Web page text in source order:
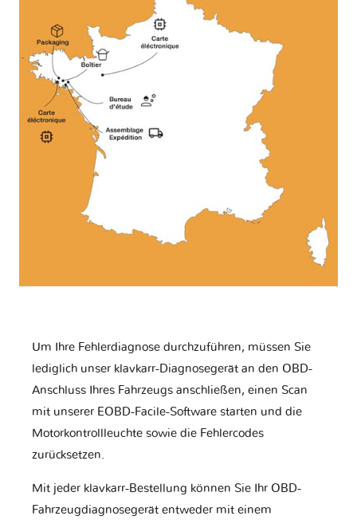
Um Ihre Fehlerdiagnose durchzuführen, müssen Sie
lediglich unser klavkarr-Diagnosegerät an den OBD-
Anschluss Ihres Fahrzeugs anschließen, einen Scan
mit unserer EOBD-Facile-Software starten und die
Motorkontrollleuchte sowie die Fehlercodes
zurücksetzen.
Mit jeder klavkarr-Bestellung können Sie Ihr OBD-
Fahrzeugdiagnosegerät entweder mit einem